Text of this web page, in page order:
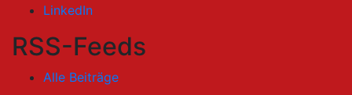
LinkedIn
RSS-Feeds
Alle Beiträge